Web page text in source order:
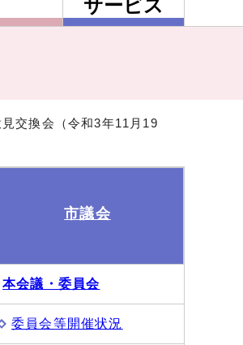
サービス
交換会（令和3年11月19
市議会
本会議・委員会
委員会等開催状況